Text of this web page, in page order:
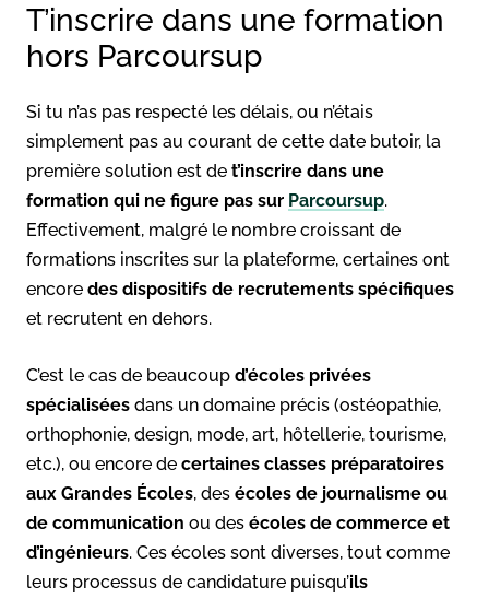
T’inscrire dans une formation
hors Parcoursup
Si tu n’as pas respecté les délais, ou n’étais
simplement pas au courant de cette date butoir, la
première solution est de t’inscrire dans une
formation qui ne figure pas sur Parcoursup.
Effectivement, malgré le nombre croissant de
formations inscrites sur la plateforme, certaines ont
encore des dispositifs de recrutements spécifiques
et recrutent en dehors.
C’est le cas de beaucoup d’écoles privées
spécialisées dans un domaine précis (ostéopathie,
orthophonie, design, mode, art, hôtellerie, tourisme,
etc.), ou encore de certaines classes préparatoires
aux Grandes Écoles, des écoles de journalisme ou
de communication ou des écoles de commerce et
d’ingénieurs. Ces écoles sont diverses, tout comme
leurs processus de candidature puisqu’ils